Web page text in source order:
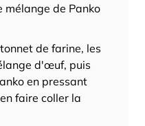
mélange de Panko
de farine, les
d'œuf, puis
en pressant
faire coller la